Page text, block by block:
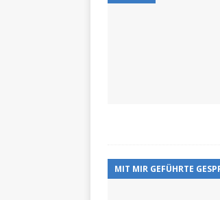
MIT MIR GEFÜHRTE